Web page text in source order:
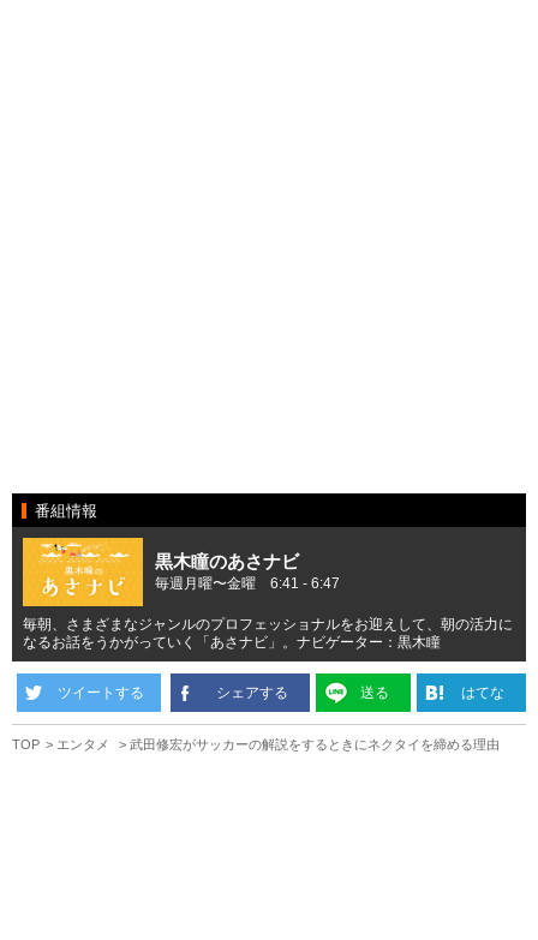
番組情報
黒木瞳のあさナビ
毎週月曜〜金曜 6:41 - 6:47
毎朝、さまざまなジャンルのプロフェッショナルをお迎えして、朝の活力に
なるお話をうかがっていく「あさナビ」。ナビゲーター：黒木瞳
ツイートする シェアする 送る はてな
TOP エンタメ 武田修宏がサッカーの解説をするときにネクタイを締める理由